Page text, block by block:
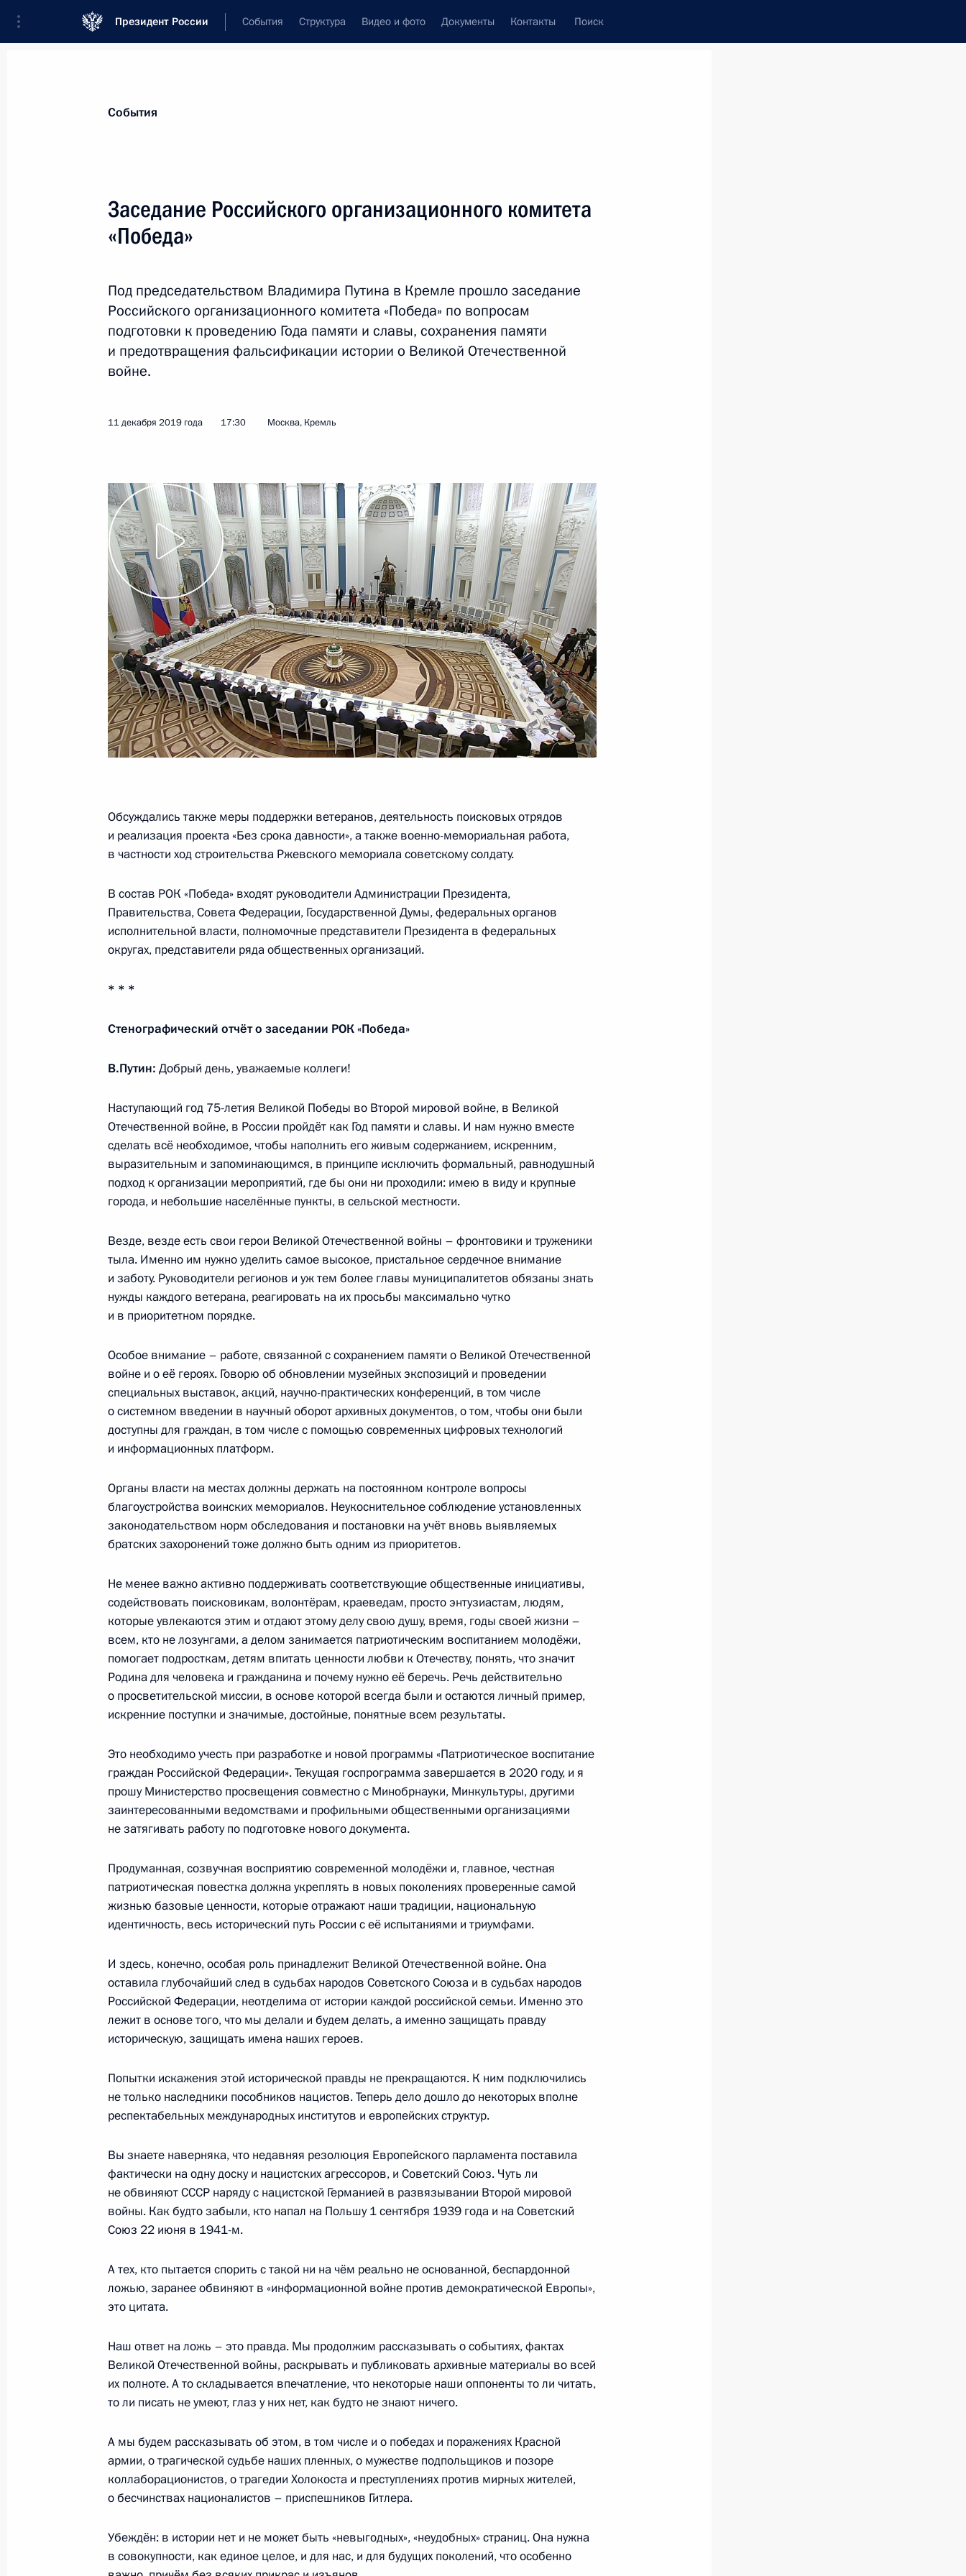
Президент России События Структура Видео и фото Документы Контакты Поиск
Федерации
Показать следующие материалы
14 мая 2020 года, 15:20
Совещание о санитарно-эпидемиологической обстановке
11 мая 2020 года, 16:45
Совещание с членами Правительства
17 марта 2020 года, 16:40
Совещание с членами Правительства
4 марта 2020 года, 14:00
Совещание о мерах по борьбе с распространением
Заседание Российского организационного комитета «Победа»
11 декабря 2019 года, 17:30
Совещание с членами Правительства
Татьяной Голиковой
Встреча с вице-премьером Татьяной Голиковой
25 июля 2019 года, 15:20
Совещание с членами Правительства
4 июня 2019 года, 17:00
22 мая 2019 года, 16:50
Заседание Совета по стратегическому развитию
и национальным проектам
Совещание с членами Правительства
Заседание Государственного совета
27 декабря 2018 года, 13:50
Заседание Совета по реализации государственной политики
17 декабря 2018 года, 13:00
Заседание оргкомитета «Победа»
Совещание с членами Правительства
Совещание по вопросам повышения эффективности системы
лекарственного обеспечения
Совещание с членами Правительства
Татьяна Голикова назначена спецпредставителем Президента
в парламенте при рассмотрении законопроектов по вопросам
6 сентября 2018 года, 18:50
Встреча с председателем Счётной палаты Татьяной Голиковой
4 декабря 2017 года, 19:30
27 октября 2017 года, 17:00
10 августа 2017 года, 14:15
События
Заседание Российского организационного комитета
«Победа»
Под председательством Владимира Путина в Кремле прошло заседание
Российского организационного комитета «Победа» по вопросам
подготовки к проведению Года памяти и славы, сохранения памяти
и предотвращения фальсификации истории о Великой Отечественной
войне.
11 декабря 2019 года 17:30 Москва, Кремль
Обсуждались также меры поддержки ветеранов, деятельность поисковых отрядов
и реализация проекта «Без срока давности», а также военно-мемориальная работа,
в частности ход строительства Ржевского мемориала советскому солдату.
В состав РОК «Победа» входят руководители Администрации Президента,
Правительства, Совета Федерации, Государственной Думы, федеральных органов
исполнительной власти, полномочные представители Президента в федеральных
округах, представители ряда общественных организаций.
* * *
Стенографический отчёт о заседании РОК «Победа»
В.Путин: Добрый день, уважаемые коллеги!
Наступающий год 75-летия Великой Победы во Второй мировой войне, в Великой
Отечественной войне, в России пройдёт как Год памяти и славы. И нам нужно вместе
сделать всё необходимое, чтобы наполнить его живым содержанием, искренним,
выразительным и запоминающимся, в принципе исключить формальный, равнодушный
подход к организации мероприятий, где бы они ни проходили: имею в виду и крупные
города, и небольшие населённые пункты, в сельской местности.
Везде, везде есть свои герои Великой Отечественной войны – фронтовики и труженики
тыла. Именно им нужно уделить самое высокое, пристальное сердечное внимание
и заботу. Руководители регионов и уж тем более главы муниципалитетов обязаны знать
нужды каждого ветерана, реагировать на их просьбы максимально чутко
и в приоритетном порядке.
Особое внимание – работе, связанной с сохранением памяти о Великой Отечественной
войне и о её героях. Говорю об обновлении музейных экспозиций и проведении
специальных выставок, акций, научно-практических конференций, в том числе
о системном введении в научный оборот архивных документов, о том, чтобы они были
доступны для граждан, в том числе с помощью современных цифровых технологий
и информационных платформ.
Органы власти на местах должны держать на постоянном контроле вопросы
благоустройства воинских мемориалов. Неукоснительное соблюдение установленных
законодательством норм обследования и постановки на учёт вновь выявляемых
братских захоронений тоже должно быть одним из приоритетов.
Не менее важно активно поддерживать соответствующие общественные инициативы,
содействовать поисковикам, волонтёрам, краеведам, просто энтузиастам, людям,
которые увлекаются этим и отдают этому делу свою душу, время, годы своей жизни –
всем, кто не лозунгами, а делом занимается патриотическим воспитанием молодёжи,
помогает подросткам, детям впитать ценности любви к Отечеству, понять, что значит
Родина для человека и гражданина и почему нужно её беречь. Речь действительно
о просветительской миссии, в основе которой всегда были и остаются личный пример,
искренние поступки и значимые, достойные, понятные всем результаты.
Это необходимо учесть при разработке и новой программы «Патриотическое воспитание
граждан Российской Федерации». Текущая госпрограмма завершается в 2020 году, и я
прошу Министерство просвещения совместно с Минобрнауки, Минкультуры, другими
заинтересованными ведомствами и профильными общественными организациями
не затягивать работу по подготовке нового документа.
Продуманная, созвучная восприятию современной молодёжи и, главное, честная
патриотическая повестка должна укреплять в новых поколениях проверенные самой
жизнью базовые ценности, которые отражают наши традиции, национальную
идентичность, весь исторический путь России с её испытаниями и триумфами.
И здесь, конечно, особая роль принадлежит Великой Отечественной войне. Она
оставила глубочайший след в судьбах народов Советского Союза и в судьбах народов
Российской Федерации, неотделима от истории каждой российской семьи. Именно это
лежит в основе того, что мы делали и будем делать, а именно защищать правду
историческую, защищать имена наших героев.
Попытки искажения этой исторической правды не прекращаются. К ним подключились
не только наследники пособников нацистов. Теперь дело дошло до некоторых вполне
респектабельных международных институтов и европейских структур.
Вы знаете наверняка, что недавняя резолюция Европейского парламента поставила
фактически на одну доску и нацистских агрессоров, и Советский Союз. Чуть ли
не обвиняют СССР наряду с нацистской Германией в развязывании Второй мировой
войны. Как будто забыли, кто напал на Польшу 1 сентября 1939 года и на Советский
Союз 22 июня в 1941-м.
А тех, кто пытается спорить с такой ни на чём реально не основанной, беспардонной
ложью, заранее обвиняют в «информационной войне против демократической Европы»,
это цитата.
Наш ответ на ложь – это правда. Мы продолжим рассказывать о событиях, фактах
Великой Отечественной войны, раскрывать и публиковать архивные материалы во всей
их полноте. А то складывается впечатление, что некоторые наши оппоненты то ли читать,
то ли писать не умеют, глаз у них нет, как будто не знают ничего.
А мы будем рассказывать об этом, в том числе и о победах и поражениях Красной
армии, о трагической судьбе наших пленных, о мужестве подпольщиков и позоре
коллаборационистов, о трагедии Холокоста и преступлениях против мирных жителей,
о бесчинствах националистов – приспешников Гитлера.
Убеждён: в истории нет и не может быть «невыгодных», «неудобных» страниц. Она нужна
в совокупности, как единое целое, и для нас, и для будущих поколений, что особенно